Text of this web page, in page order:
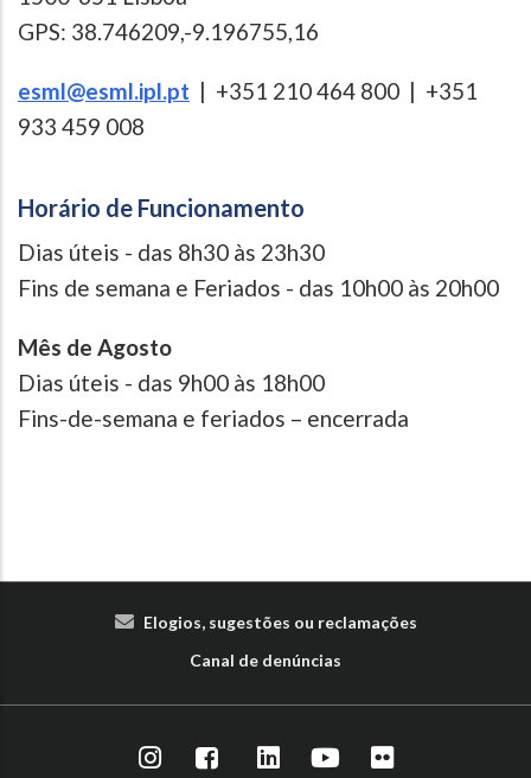
GPS: 38.746209,-9.196755,16
esml@esml.ipl.pt | +351 210 464 800 | +351
933 459 008
Horário de Funcionamento
Dias úteis - das 8h30 às 23h30
Fins de semana e Feriados - das 10h00 às 20h00
Mês de Agosto
Dias úteis - das 9h00 às 18h00
Fins-de-semana e feriados – encerrada
Elogios, sugestões ou reclamações
Canal de denúncias